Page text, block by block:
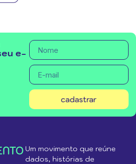
e-
cadastrar
Um movimento que reúne
dados, histórias de